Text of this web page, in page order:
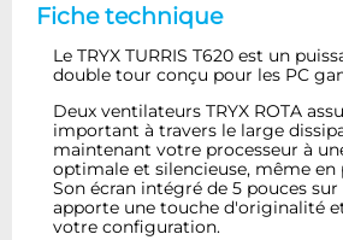
Fiche technique
Le TRYX TURRIS T620 est un
double tour conçu pour les PC
Deux ventilateurs TRYX ROTA
important à travers le large
maintenant votre processeur à
optimale et silencieuse, même en
Son écran intégré de 5 pouces sur
apporte une touche d'originalité
votre configuration.